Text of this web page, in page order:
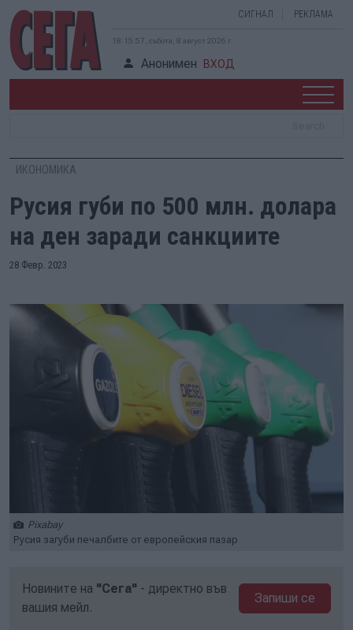
СИГНАЛ РЕКЛАМА
18:15:58, събота, 8 август 2026 г.
Анонимен ВХОД
ИКОНОМИКА
Русия губи по 500 млн. долара
на ден заради санкциите
28 Февр. 2023
Pixabay
Русия загуби печалбите от европейския пазар
Новините на "Сега" - директно във
вашия мейл.
Запиши се